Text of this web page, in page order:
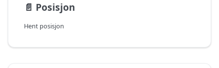
📄️ Posisjon
Hent posisjon